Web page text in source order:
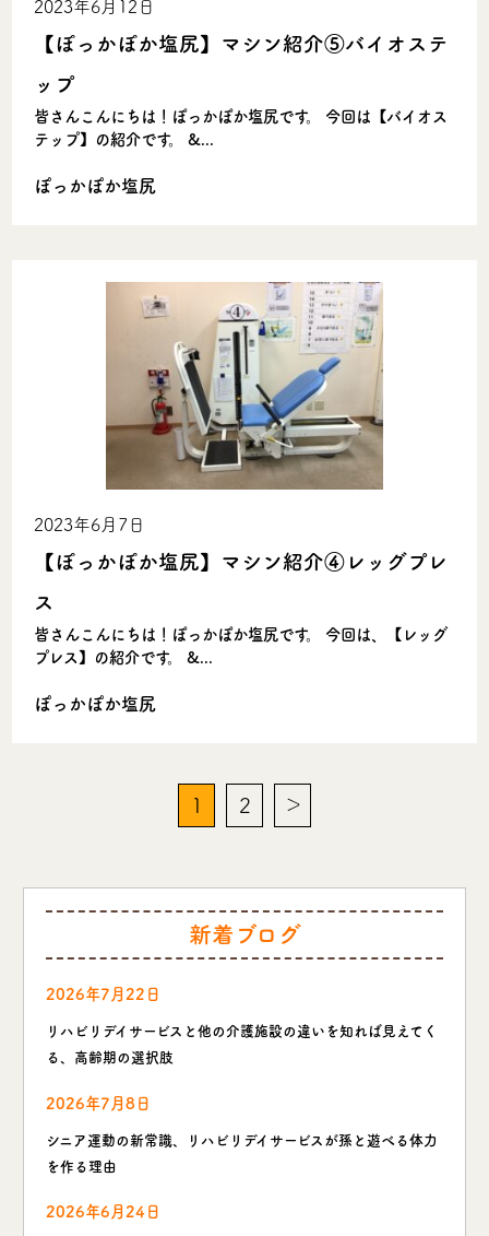
2023年6月12日
【ぽっかぽか塩尻】マシン紹介⑤バイオステ
ップ
皆さんこんにちは！ぽっかぽか塩尻です。 今回は【バイオス
テップ】の紹介です。 &...
ぽっかぽか塩尻
2023年6月7日
【ぽっかぽか塩尻】マシン紹介④レッグプレ
ス
皆さんこんにちは！ぽっかぽか塩尻です。 今回は、【レッグ
プレス】の紹介です。 &...
ぽっかぽか塩尻
1 2 ＞
新着ブログ
2026年7月22日
リハビリデイサービスと他の介護施設の違いを知れば見えてく
る、高齢期の選択肢
2026年7月8日
シニア運動の新常識、リハビリデイサービスが孫と遊べる体力
を作る理由
2026年6月24日